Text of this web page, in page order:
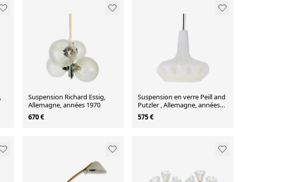
Suspension Richard Essig,
Allemagne, années 1970
670 €
Suspension en verre Peill and
Putzler , Allemagne, années
1970
575 €